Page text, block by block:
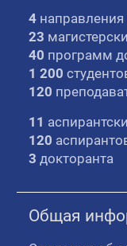
4 направления
23
40 программ
1 200
120
11
120
3 докторанта
Общая